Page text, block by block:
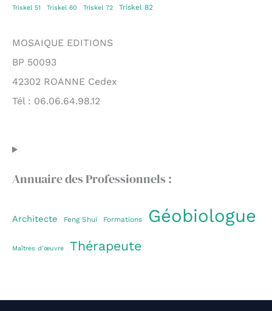
Triskel 51 Triskel 60 Triskel 72 Triskel 82
MOSAIQUE EDITIONS
BP 50093
42302 ROANNE Cedex
Tél : 06.06.64.98.12
Annuaire des Professionnels :
Architecte Feng Shui Formations Géobiologue
Maîtres d’œuvre Thérapeute